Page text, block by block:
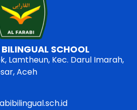
SCHOOL
Lamtheun, Kec. Darul Imarah,
Aceh